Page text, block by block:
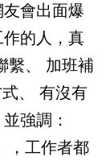
會出面爆
的人，真
繫、 加班補
、 有沒有
強調：
，工作者都